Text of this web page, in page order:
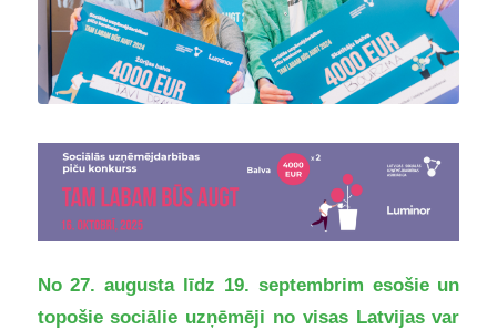
No 27. augusta līdz 19. septembrim esošie un
topošie sociālie uzņēmēji no visas Latvijas var